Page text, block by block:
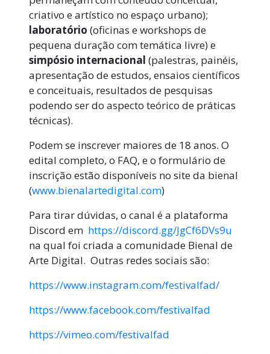
criativo e artístico no espaço urbano);
laboratório (oficinas e workshops de
pequena duração com temática livre) e
simpósio internacional (palestras, painéis,
apresentação de estudos, ensaios científicos
e conceituais, resultados de pesquisas
podendo ser do aspecto teórico de práticas
técnicas).
Podem se inscrever maiores de 18 anos. O
edital completo, o FAQ, e o formulário de
inscrição estão disponíveis no site da bienal
(www.bienalartedigital.com)
Para tirar dúvidas, o canal é a plataforma
Discord em https://discord.gg/JgCf6DVs9u
na qual foi criada a comunidade Bienal de
Arte Digital. Outras redes sociais são:
https://www.instagram.com/festivalfad/
https://www.facebook.com/festivalfad
https://vimeo.com/festivalfad